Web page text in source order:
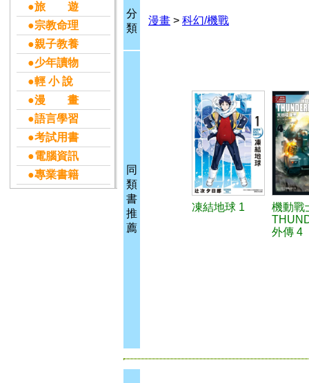
●旅 遊
●宗教命理
●親子教養
●少年讀物
●輕 小 說
●漫 畫
●語言學習
●考試用書
●電腦資訊
●專業書籍
分
類
漫畫 > 科幻/機戰
同
類
書
推
薦
凍結地球 1
機動戰
外傳 4